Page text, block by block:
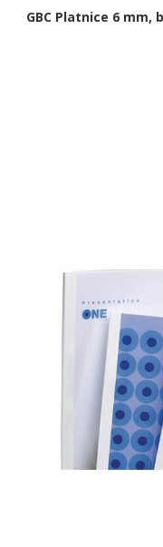
GBC Platnice 6